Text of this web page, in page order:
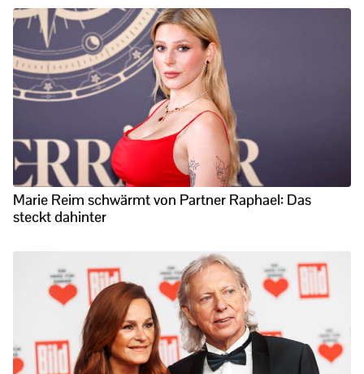
Marie Reim schwärmt von Partner Raphael: Das
steckt dahinter